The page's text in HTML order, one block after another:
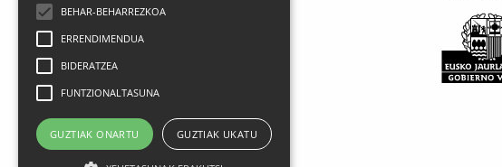
Larrasoloeta, 3 48200 Durango
gerediaga@durangokoazoka.eus
BEHAR-BEHARREZKOA
ERRENDIMENDUA
BIDERATZEA
FUNTZIONALTASUNA
GUZTIAK ONARTU GUZTIAK UKATU